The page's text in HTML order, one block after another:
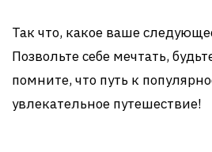
Так что, какое ваше
Позвольте себе мечтать,
помните, что путь к
увлекательное путешествие!